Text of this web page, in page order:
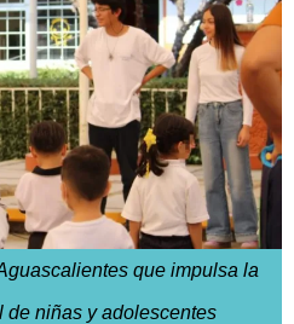
que impulsa la
de niñas y adolescentes